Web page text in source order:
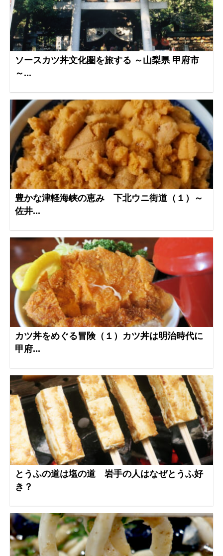
ソースカツ丼文化圏を旅する ～山梨県 甲府市
～...
豊かな津軽海峡の恵み 下北ウニ街道（１）～
佐井...
カツ丼をめぐる冒険（１）カツ丼は明治時代に
甲府...
とうふの道は塩の道 岩手の人はなぜとうふ好
き？